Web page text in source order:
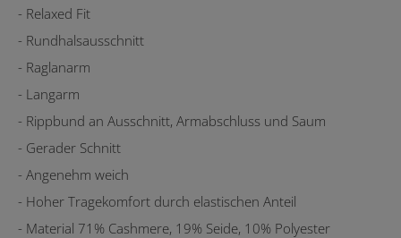
- Relaxed Fit
- Rundhalsausschnitt
- Raglanarm
- Langarm
- Rippbund an Ausschnitt, Armabschluss und Saum
- Gerader Schnitt
- Angenehm weich
- Hoher Tragekomfort durch elastischen Anteil
- Material 71% Cashmere, 19% Seide, 10% Polyester